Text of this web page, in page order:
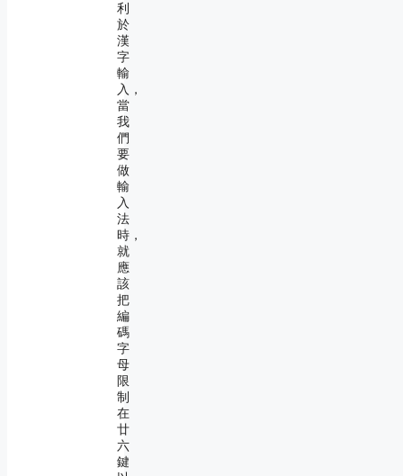
利
於
漢
字
輸
入，
當
我
們
要
做
輸
入
法
時，
就
應
該
把
編
碼
字
母
限
制
在
廿
六
鍵